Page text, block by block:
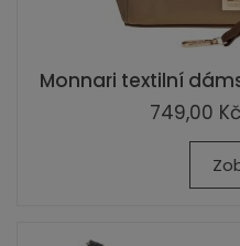
Monnari textilní
749,00 Kč